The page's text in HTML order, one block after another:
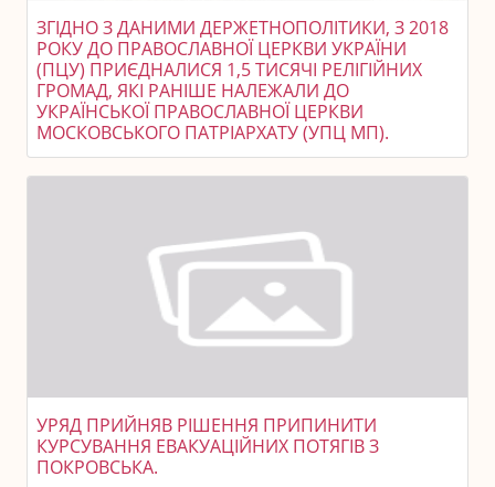
ЗГІДНО З ДАНИМИ ДЕРЖЕТНОПОЛІТИКИ, З 2018
РОКУ ДО ПРАВОСЛАВНОЇ ЦЕРКВИ УКРАЇНИ
(ПЦУ) ПРИЄДНАЛИСЯ 1,5 ТИСЯЧІ РЕЛІГІЙНИХ
ГРОМАД, ЯКІ РАНІШЕ НАЛЕЖАЛИ ДО
УКРАЇНСЬКОЇ ПРАВОСЛАВНОЇ ЦЕРКВИ
МОСКОВСЬКОГО ПАТРІАРХАТУ (УПЦ МП).
УРЯД ПРИЙНЯВ РІШЕННЯ ПРИПИНИТИ
КУРСУВАННЯ ЕВАКУАЦІЙНИХ ПОТЯГІВ З
ПОКРОВСЬКА.